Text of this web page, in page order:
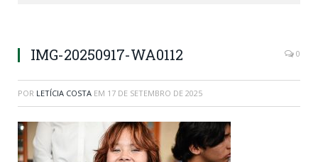
IMG-20250917-WA0112 0
POR LETÍCIA COSTA EM 17 DE SETEMBRO DE 2025